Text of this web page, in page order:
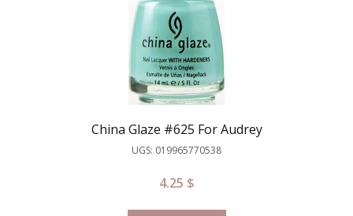
China Glaze #625 For Audrey
UGS: 019965770538
4.25 $